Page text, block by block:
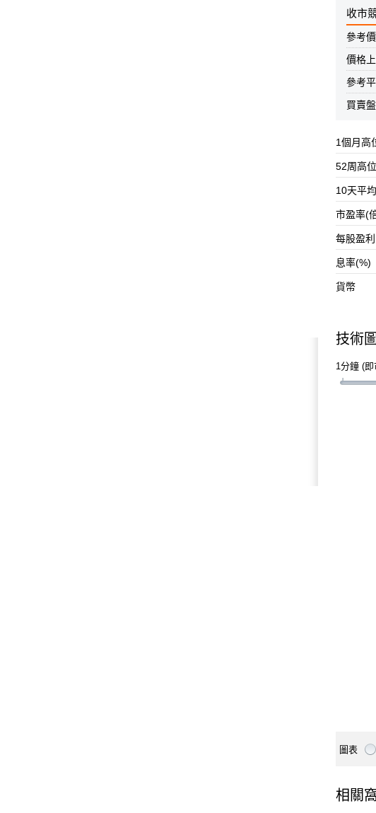
收市
參考價
價格
參考
買賣
1個月高
52周高位
10天平均
市盈率(
每股盈利
息率(%)
貨幣
技術
1分鐘 (即
圖表
相關